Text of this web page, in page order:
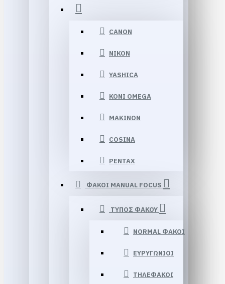
CANON
NIKON
YASHICA
KONI OMEGA
MAKINON
COSINA
PENTAX
ΦΑΚΟΙ MANUAL FOCUS
ΤΥΠΟΣ ΦΑΚΟΥ
NORMAL ΦΑΚΟΙ
ΕΥΡΥΓΩΝΙΟΙ
ΤΗΛΕΦΑΚΟΙ